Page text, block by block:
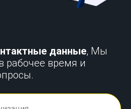
данные, Мы
рабочее время и